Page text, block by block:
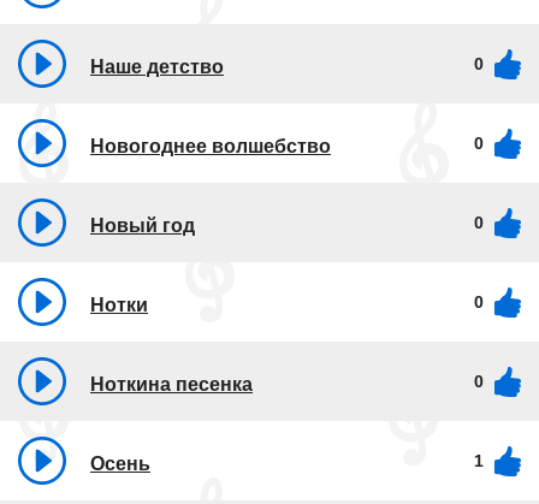
Наше детство 0
Новогоднее волшебство 0
Новый год 0
Нотки 0
Ноткина песенка 0
Осень 1